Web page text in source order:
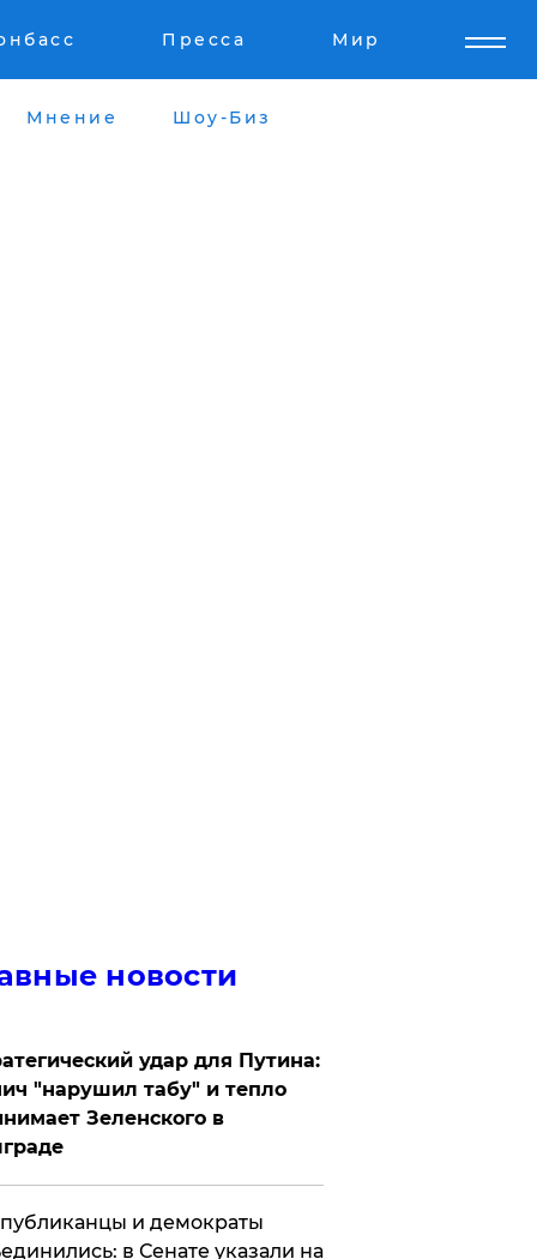
Пресса Мир
Мнение Шоу-Биз
новости
удар для Путина:
"нарушил табу" и тепло
Зеленского в
и демократы
в Сенате указали на